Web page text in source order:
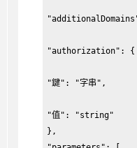
"authorization": {
"鍵": "字串",
"值": "string"
},